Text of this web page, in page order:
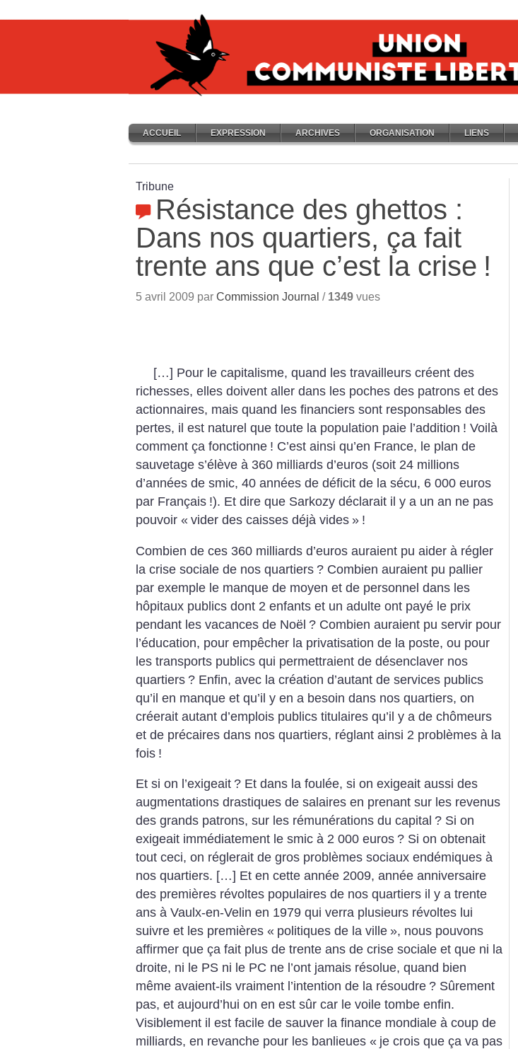
ACCUEIL EXPRESSION ARCHIVES ORGANISATION LIENS
Tribune
Résistance des ghettos :
Dans nos quartiers, ça fait
trente ans que c’est la crise !
5 avril 2009 par Commission Journal / 1349 vues
[…] Pour le capitalisme, quand les travailleurs créent des
richesses, elles doivent aller dans les poches des patrons et des
actionnaires, mais quand les financiers sont responsables des
pertes, il est naturel que toute la population paie l’addition ! Voilà
comment ça fonctionne ! C’est ainsi qu’en France, le plan de
sauvetage s’élève à 360 milliards d’euros (soit 24 millions
d’années de smic, 40 années de déficit de la sécu, 6 000 euros
par Français !). Et dire que Sarkozy déclarait il y a un an ne pas
pouvoir « vider des caisses déjà vides » !
Combien de ces 360 milliards d’euros auraient pu aider à régler
la crise sociale de nos quartiers ? Combien auraient pu pallier
par exemple le manque de moyen et de personnel dans les
hôpitaux publics dont 2 enfants et un adulte ont payé le prix
pendant les vacances de Noël ? Combien auraient pu servir pour
l’éducation, pour empêcher la privatisation de la poste, ou pour
les transports publics qui permettraient de désenclaver nos
quartiers ? Enfin, avec la création d’autant de services publics
qu’il en manque et qu’il y en a besoin dans nos quartiers, on
créerait autant d’emplois publics titulaires qu’il y a de chômeurs
et de précaires dans nos quartiers, réglant ainsi 2 problèmes à la
fois !
Et si on l’exigeait ? Et dans la foulée, si on exigeait aussi des
augmentations drastiques de salaires en prenant sur les revenus
des grands patrons, sur les rémunérations du capital ? Si on
exigeait immédiatement le smic à 2 000 euros ? Si on obtenait
tout ceci, on réglerait de gros problèmes sociaux endémiques à
nos quartiers. […] Et en cette année 2009, année anniversaire
des premières révoltes populaires de nos quartiers il y a trente
ans à Vaulx-en-Velin en 1979 qui verra plusieurs révoltes lui
suivre et les premières « politiques de la ville », nous pouvons
affirmer que ça fait plus de trente ans de crise sociale et que ni la
droite, ni le PS ni le PC ne l’ont jamais résolue, quand bien
même avaient-ils vraiment l’intention de la résoudre ? Sûrement
pas, et aujourd’hui on en est sûr car le voile tombe enfin.
Visiblement il est facile de sauver la finance mondiale à coup de
milliards, en revanche pour les banlieues « je crois que ça va pas